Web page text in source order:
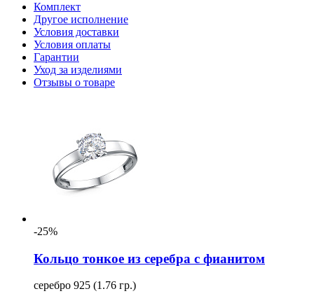
Комплект
Другое исполнение
Условия доставки
Условия оплаты
Гарантии
Уход за изделиями
Отзывы о товаре
-25%
Кольцо тонкое из серебра с фианитом
серебро 925 (1.76 гр.)